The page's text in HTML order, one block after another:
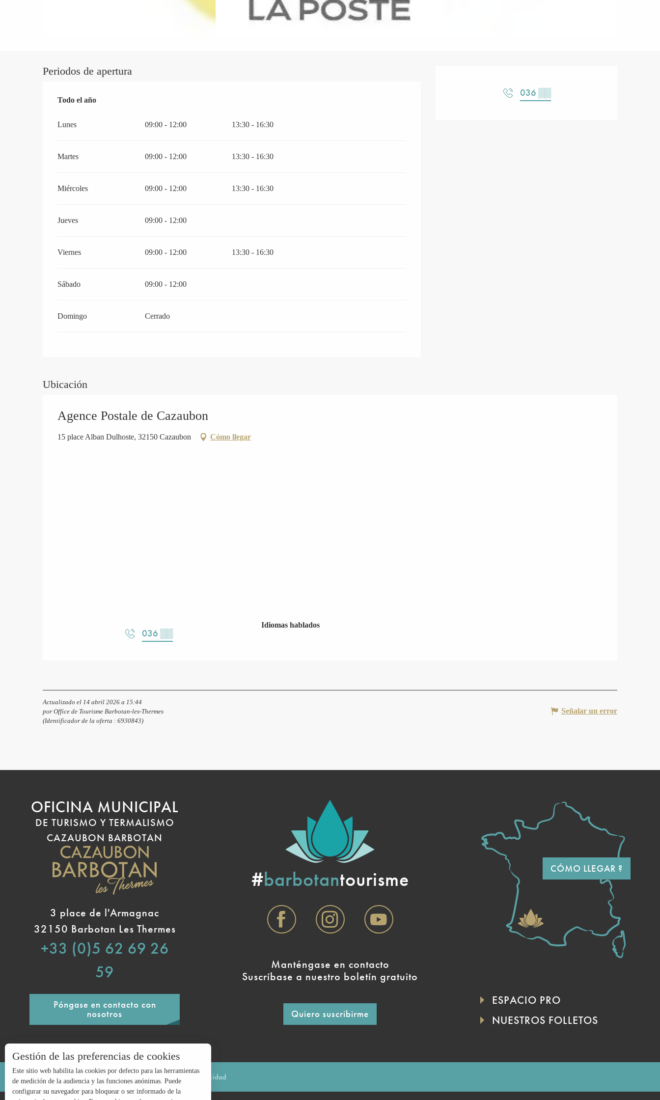
036 ▒▒
Periodos de apertura
Todo el año
Todo el año
Lunes 09:00 - 12:00 13:30 - 16:30
Martes 09:00 - 12:00 13:30 - 16:30
Miércoles 09:00 - 12:00 13:30 - 16:30
Jueves 09:00 - 12:00
Viernes 09:00 - 12:00 13:30 - 16:30
Sábado 09:00 - 12:00
Domingo Cerrado
Ubicación
Agence Postale de Cazaubon
15 place Alban Dulhoste, 32150 Cazaubon Cómo llegar
036 ▒▒
Idiomas hablados
Idiomas hablados
Actualizado el 14 abril 2026 a 15:44
por Office de Tourisme Barbotan-les-Thermes
(Identificador de la oferta : 6930843)
Señalar un error
OFICINA MUNICIPAL
DE TURISMO Y TERMALISMO
CAZAUBON BARBOTAN
3 place de l'Armagnac
32150 Barbotan Les Thermes
+33 (0)5 62 69 26
59
Póngase en contacto con
nosotros
#barbotantourisme
Manténgase en contacto
Suscríbase a nuestro boletín gratuito
Quiero suscribirme
CÓMO LLEGAR ?
ESPACIO PRO
NUESTROS FOLLETOS
Avisos legales Mapa del sitio Política de privacidad
Gestión de las preferencias de cookies
Este sitio web habilita las cookies por defecto para las herramientas
de medición de la audiencia y las funciones anónimas. Puede
configurar su navegador para bloquear o ser informado de la